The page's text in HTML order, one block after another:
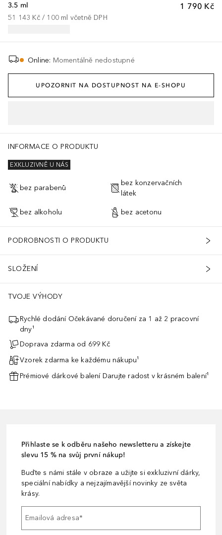
1 790 Kč
3.5 ml
51 143 Kč / 100 ml včetně DPH
Online: Momentálně nedostupné
UPOZORNIT NA DOSTUPNOST NA E-SHOPU
INFORMACE O PRODUKTU
EXKLUZIVNĚ U NÁS
bez parabenů
bez konzervačních
látek
bez alkoholu bez acetonu
PODROBNOSTI O PRODUKTU
SLOŽENÍ
TVOJE VÝHODY
Rychlé dodání Očekávané doručení za 1 až 2 pracovní
dny¹
Doprava zdarma od 699 Kč
Vzorek zdarma ke každému nákupu¹
Prémiové dárkové balení Darujte radost v krásném balení¹
Přihlaste se k odběru našeho newsletteru a získejte
slevu 15 % na svůj první nákup!
Buďte s námi stále v obraze a užijte si exkluzivní dárky,
speciální nabídky a nejzajímavější novinky ze světa
krásy.
Emailová adresa*